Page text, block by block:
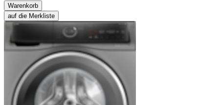
Warenkorb
auf die Merkliste